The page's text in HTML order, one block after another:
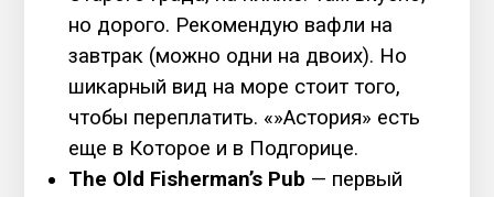
но дорого. Рекомендую вафли на
завтрак (можно одни на двоих). Но
шикарный вид на море стоит того,
чтобы переплатить. «»Астория» есть
еще в Которое и в Подгорице.
The Old Fisherman’s Pub — первый